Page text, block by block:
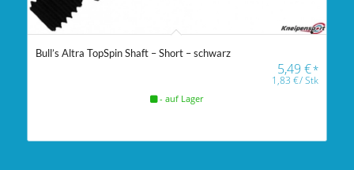
Bull’s Altra TopSpin Shaft – Short – schwarz
5,49€*
1,83€/Stk
- auf Lager